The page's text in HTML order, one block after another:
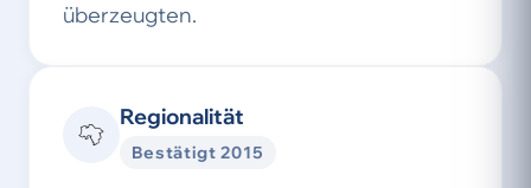
überzeugten.
Regionalität
Bestätigt 2015